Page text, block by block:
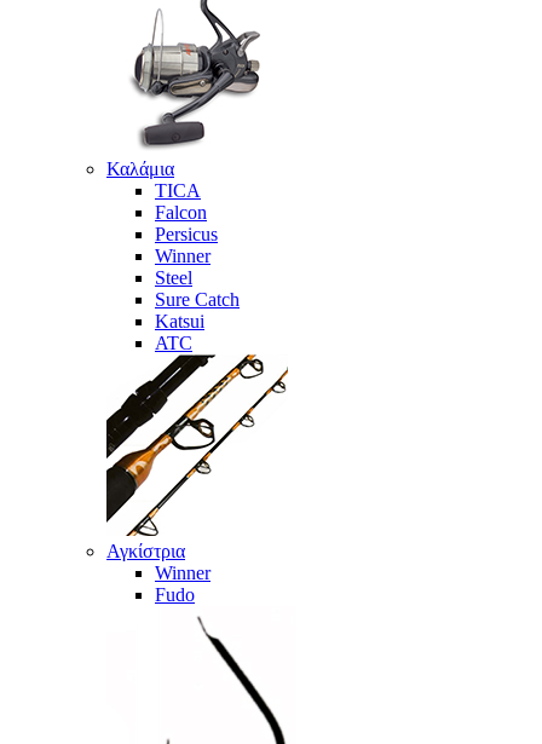
Καλάμια
TICA
Falcon
Persicus
Winner
Steel
Sure Catch
Katsui
ATC
Αγκίστρια
Winner
Fudo